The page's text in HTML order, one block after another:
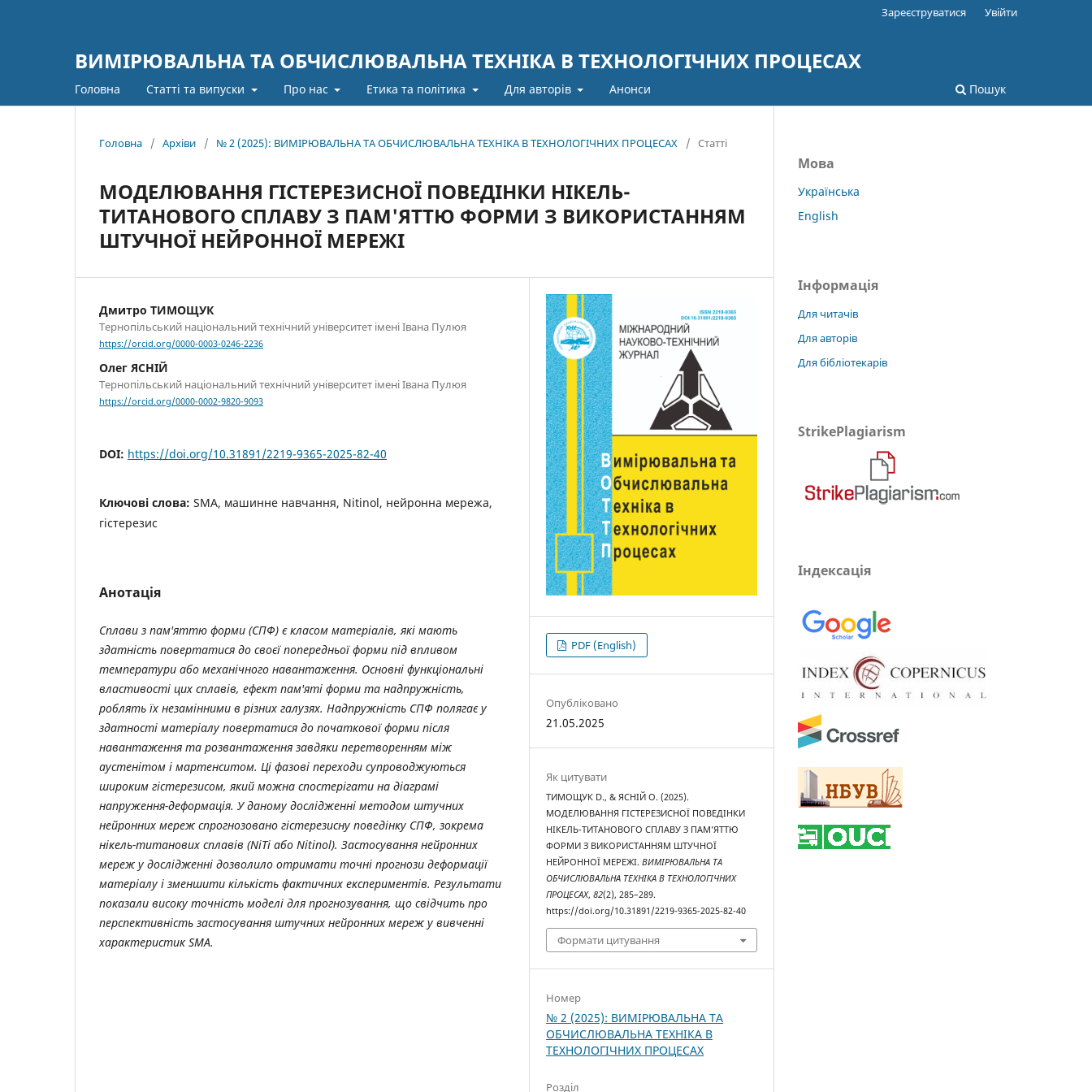
ВИМІРЮВАЛЬНА ТА ОБЧИСЛЮВАЛЬНА ТЕХНІКА В ТЕХНОЛОГІЧНИХ ПРОЦЕСАХ
Головна Статті та випуски Про нас Етика та політика Для авторів Анонси Пошук
Зареєструватися Увійти
Головна / Архіви / № 2 (2025): ВИМІРЮВАЛЬНА ТА ОБЧИСЛЮВАЛЬНА ТЕХНІКА В ТЕХНОЛОГІЧНИХ ПРОЦЕСАХ / Статті
МОДЕЛЮВАННЯ ГІСТЕРЕЗИСНОЇ ПОВЕДІНКИ НІКЕЛЬ-
ТИТАНОВОГО СПЛАВУ З ПАМ'ЯТТЮ ФОРМИ З ВИКОРИСТАННЯМ
ШТУЧНОЇ НЕЙРОННОЇ МЕРЕЖІ
Дмитро ТИМОЩУК
Тернопільський національний технічний університет імені Івана Пулюя
https://orcid.org/0000-0003-0246-2236
Олег ЯСНІЙ
Тернопільський національний технічний університет імені Івана Пулюя
https://orcid.org/0000-0002-9820-9093
DOI: https://doi.org/10.31891/2219-9365-2025-82-40
Ключові слова: SMA, машинне навчання, Nitinol, нейронна мережа,
гістерезис
Анотація
Сплави з пам'яттю форми (СПФ) є класом матеріалів, які мають
здатність повертатися до своєї попередньої форми під впливом
температури або механічного навантаження. Основні функціональні
властивості цих сплавів, ефект пам'яті форми та надпружність,
роблять їх незамінними в різних галузях. Надпружність СПФ полягає у
здатності матеріалу повертатися до початкової форми після
навантаження та розвантаження завдяки перетворенням між
аустенітом і мартенситом. Ці фазові переходи супроводжуються
широким гістерезисом, який можна спостерігати на діаграмі
напруження-деформація. У даному дослідженні методом штучних
нейронних мереж спрогнозовано гістерезисну поведінку СПФ, зокрема
нікель-титанових сплавів (NiTi або Nitinol). Застосування нейронних
мереж у дослідженні дозволило отримати точні прогнози деформації
матеріалу і зменшити кількість фактичних експериментів. Результати
показали високу точність моделі для прогнозування, що свідчить про
перспективність застосування штучних нейронних мереж у вивченні
характеристик SMA.
PDF (English)
Опубліковано
21.05.2025
Як цитувати
ТИМОЩУК D., & ЯСНІЙ O. (2025).
МОДЕЛЮВАННЯ ГІСТЕРЕЗИСНОЇ ПОВЕДІНКИ
НІКЕЛЬ-ТИТАНОВОГО СПЛАВУ З ПАМ’ЯТТЮ
ФОРМИ З ВИКОРИСТАННЯМ ШТУЧНОЇ
НЕЙРОННОЇ МЕРЕЖІ.ВИМІРЮВАЛЬНА ТА
ОБЧИСЛЮВАЛЬНА ТЕХНІКА В ТЕХНОЛОГІЧНИХ
ПРОЦЕСАХ,82(2), 285–289.
https://doi.org/10.31891/2219-9365-2025-82-40
Формати цитування
Номер
№ 2 (2025): ВИМІРЮВАЛЬНА ТА
ОБЧИСЛЮВАЛЬНА ТЕХНІКА В
ТЕХНОЛОГІЧНИХ ПРОЦЕСАХ
Розділ
Мова
Українська
English
Інформація
Для читачів
Для авторів
Для бібліотекарів
StrikePlagiarism
Індексація